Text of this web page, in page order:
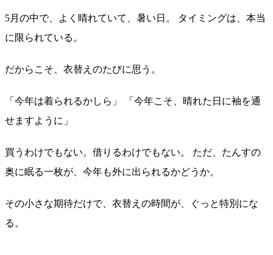
5月の中で、よく晴れていて、暑い日。 タイミングは、本当
に限られている。
だからこそ、衣替えのたびに思う。
「今年は着られるかしら」 「今年こそ、晴れた日に袖を通
せますように」
買うわけでもない。借りるわけでもない。 ただ、たんすの
奥に眠る一枚が、今年も外に出られるかどうか。
その小さな期待だけで、衣替えの時間が、ぐっと特別にな
る。